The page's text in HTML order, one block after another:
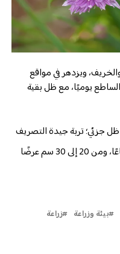
ويزدهر في مواقع
الساطع يوميًا، مع ظل بقية
جزئي؛ تربة جيدة التصريف
بيئة وزراعة زراعة